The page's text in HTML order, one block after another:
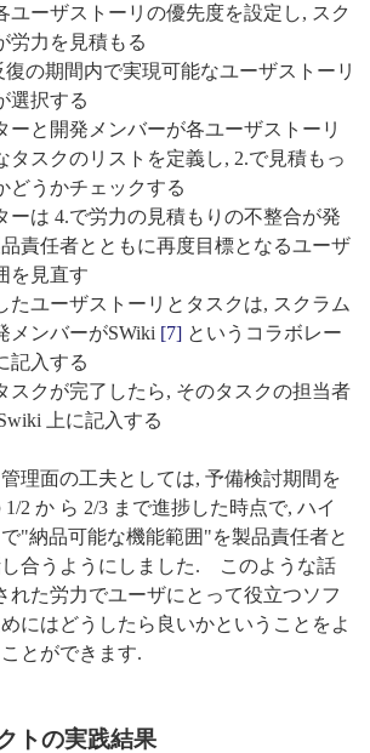
ユーザストーリの優先度を設定し, スク
労力を見積もる
復の期間内で実現可能なユーザストーリ
選択する
ーと開発メンバーが各ユーザストーリ
タスクのリストを定義し, 2.で見積もっ
どうかチェックする
ーは 4.で労力の見積もりの不整合が発
責任者とともに再度目標となるユーザ
を見直す
たユーザストーリとタスクは, スクラム
メンバーがSWiki [7] というコラボレー
記入する
スクが完了したら, そのタスクの担当者
上に記入する
理面の工夫としては, 予備検討期間を
2 か ら 2/3 まで進捗した時点で, ハイ
"納品可能な機能範囲"を製品責任者と
し合うようにしました. このような話
れた労力でユーザにとって役立つソフ
にはどうしたら良いかということをよ
とができます.
トの実践結果